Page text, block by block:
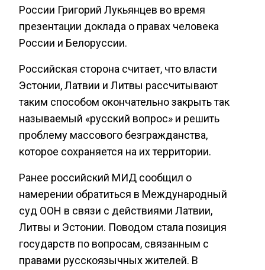
России Григорий Лукьянцев во время
презентации доклада о правах человека
России и Белоруссии.
Российская сторона считает, что власти
Эстонии, Латвии и Литвы рассчитывают
таким способом окончательно закрыть так
называемый «русский вопрос» и решить
проблему массового безгражданства,
которое сохраняется на их территории.
Ранее российский МИД сообщил о
намерении обратиться в Международный
суд ООН в связи с действиями Латвии,
Литвы и Эстонии. Поводом стала позиция
государств по вопросам, связанным с
правами русскоязычных жителей. В